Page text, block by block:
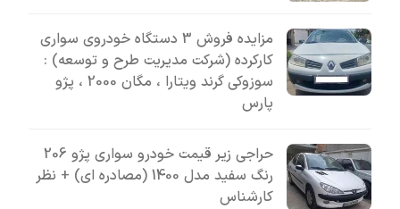
مزایده فروش 3 دستگاه خودروی سواری
کارکرده (شرکت مدیریت طرح و توسعه) :
سوزوکی گرند ویتارا ، مگان 2000 ، پژو
پارس
حراجی زیر قیمت خودرو سواری پژو 206
رنگ سفید مدل 1400 (مصادره ای) + نظر
کارشناس